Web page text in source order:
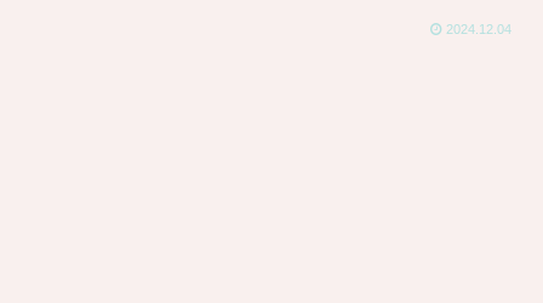
2024.12.04